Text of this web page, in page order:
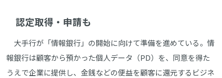
認定取得・申請も
大手行が「情報銀行」の開始に向けて準備を進めている。情
報銀行は顧客から預かった個人データ（PD）を、同意を得た
うえで企業に提供し、金銭などの便益を顧客に還元するビジネ